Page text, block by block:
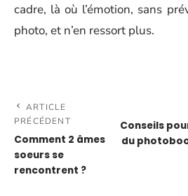
cadre, là où l’émotion, sans
photo, et n’en ressort plus.
ARTICLE
PRÉCÉDENT
Comment 2 âmes
soeurs se
rencontrent ?
Conseils
du